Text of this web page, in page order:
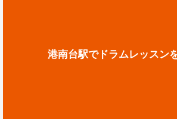
港南台駅でドラムレッスン